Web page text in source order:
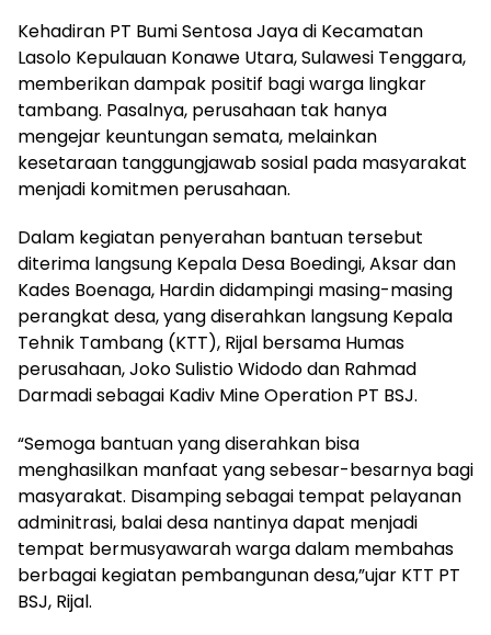
Kehadiran PT Bumi Sentosa Jaya di Kecamatan
Lasolo Kepulauan Konawe Utara, Sulawesi Tenggara,
memberikan dampak positif bagi warga lingkar
tambang. Pasalnya, perusahaan tak hanya
mengejar keuntungan semata, melainkan
kesetaraan tanggungjawab sosial pada masyarakat
menjadi komitmen perusahaan.
Dalam kegiatan penyerahan bantuan tersebut
diterima langsung Kepala Desa Boedingi, Aksar dan
Kades Boenaga, Hardin didampingi masing-masing
perangkat desa, yang diserahkan langsung Kepala
Tehnik Tambang (KTT), Rijal bersama Humas
perusahaan, Joko Sulistio Widodo dan Rahmad
Darmadi sebagai Kadiv Mine Operation PT BSJ.
“Semoga bantuan yang diserahkan bisa
menghasilkan manfaat yang sebesar-besarnya bagi
masyarakat. Disamping sebagai tempat pelayanan
adminitrasi, balai desa nantinya dapat menjadi
tempat bermusyawarah warga dalam membahas
berbagai kegiatan pembangunan desa,”ujar KTT PT
BSJ, Rijal.